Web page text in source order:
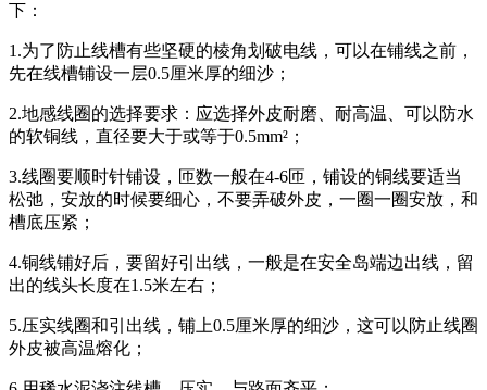
下：
1.为了防止线槽有些坚硬的棱角划破电线，可以在铺线之前，
先在线槽铺设一层0.5厘米厚的细沙；
2.地感线圈的选择要求：应选择外皮耐磨、耐高温、可以防水
的软铜线，直径要大于或等于0.5mm²；
3.线圈要顺时针铺设，匝数一般在4-6匝，铺设的铜线要适当
松弛，安放的时候要细心，不要弄破外皮，一圈一圈安放，和
槽底压紧；
4.铜线铺好后，要留好引出线，一般是在安全岛端边出线，留
出的线头长度在1.5米左右；
5.压实线圈和引出线，铺上0.5厘米厚的细沙，这可以防止线圈
外皮被高温熔化；